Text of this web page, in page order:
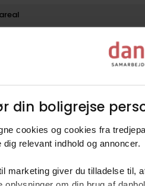
din boligrejse
cookies og cookies fra
relevant indhold og annoncer.​
marketing giver du tilladelse til,
Få et